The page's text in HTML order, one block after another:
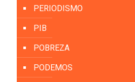
PERIODISMO
PIB
POBREZA
PODEMOS